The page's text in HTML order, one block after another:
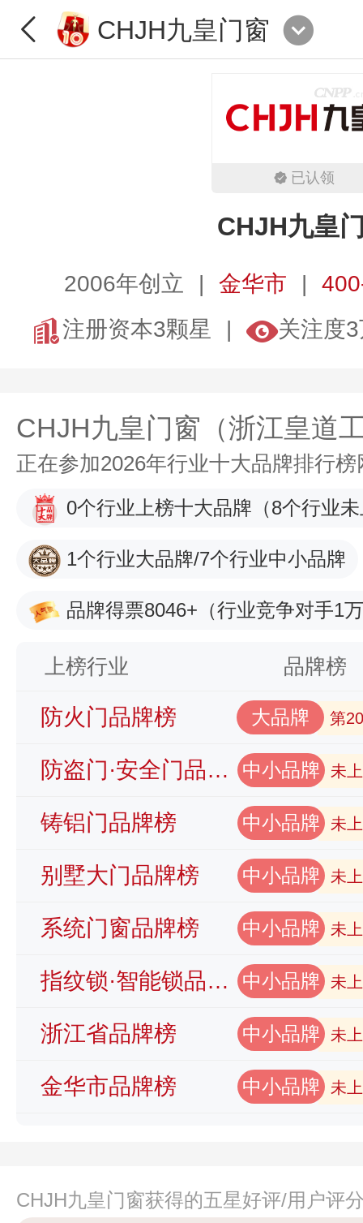
CHJH九皇门窗
已认领
CHJH九皇
2006年创立 金华市
注册资本3颗星
关注度
CHJH九皇门窗（浙江皇道
正在参加2026年行业十大品牌排行
0个行业上榜十大品牌 （8个行业
1个行业大品牌/7个行业中小品牌
品牌得票8046+ （行业竞争对手1
上榜行业 品牌榜
防火门品牌榜 大品牌 第
防盗门·安全门品牌榜 中小品牌 未
铸铝门品牌榜 中小品牌 未
别墅大门品牌榜 中小品牌 未
系统门窗品牌榜 中小品牌 未
指纹锁·智能锁品牌榜 中小品牌 未
浙江省品牌榜 中小品牌 未
金华市品牌榜 中小品牌 未
CHJH九皇门窗获得的五星好评/用户评